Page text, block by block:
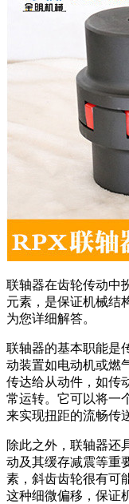
联轴器在齿轮传动中
元素，是保证机械结
为您详细解答。
联轴器的基本职能是
动装置如电动机或燃
传达给从动件，如传
常运转。它可以将一
来实现扭距的流畅传
除此之外，联轴器还
动及其缓存减震等重
素，斜齿齿轮很有可
这种细微偏移，保证